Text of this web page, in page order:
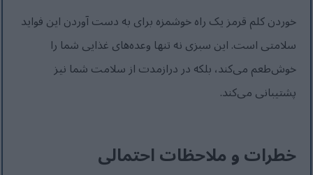
خوردن کلم قرمز یک راه خوشمزه برای به دست آوردن این فواید
سلامتی است. این سبزی نه تنها وعده‌های غذایی شما را
خوش‌طعم می‌کند، بلکه در درازمدت از سلامت شما نیز
پشتیبانی می‌کند.
خطرات و ملاحظات احتمالی